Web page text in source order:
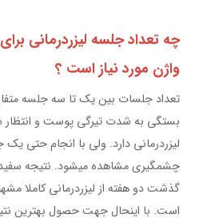
چه تعداد جلسه لیزردرمانی
واژن مورد نیاز است ؟
تعداد جلسات بین یک تا سه جلسه
بستگی به شدت تیرگی پوست و انتظار
لیزردرمانی دارد. ولی با انجام حتى یک
چشمگیری مشاهده میشود. نتیجه سفید
گذشت دو هفته از لیزردرمانی کاملا
است. با اینحال جهت حصول بهترین